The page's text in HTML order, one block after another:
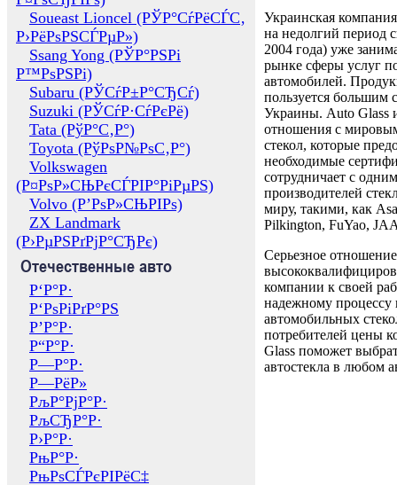
Soueast Lioncel (РЎР°СѓРёСЃС‚
Р›РёРѕРЅСЃРµР»)
Ssang Yong (РЎР°РЅРі
Р™РѕРЅРі)
Subaru (РЎСѓР±Р°СЂСѓ)
Suzuki (РЎСѓР·СѓРєРё)
Tata (РўР°С‚Р°)
Toyota (РўРѕР№РѕС‚Р°)
Volkswagen
(Р¤РѕР»СЊРєСЃРІР°РіРµРЅ)
Volvo (Р’РѕР»СЊРІРѕ)
ZX Landmark
(Р›РµРЅРґРјР°СЂРє)
Отечественные авто
Р‘Р°Р·
Р‘РѕРіРґР°РЅ
Р’Р°Р·
Р“Р°Р·
Р—Р°Р·
Р—РёР»
РљР°РјР°Р·
РљСЂР°Р·
Р›Р°Р·
РњР°Р·
РњРѕСЃРєРІРёС‡
Украинская
на недолгий период
2004 года) уже
рынке сферы услуг
автомобилей.
пользуется большим
Украины. Auto Glass
отношения с
стекол, которые
необходимые
сотрудничает с
производителей
миру, такими, как
Pilkington, FuYao,
Серьезное отношение
компании к своей
надежному процессу
автомобильных
потребителей цены
Glass поможет
автостекла в любом